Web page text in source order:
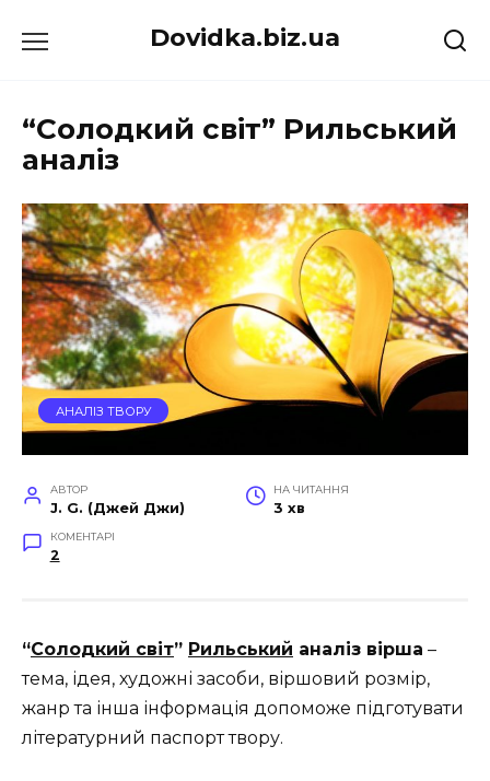
до
Dovidka.biz.ua
“Солодкий світ” Рильський
аналіз
АНАЛІЗ ТВОРУ
АВТОР
J. G. (Джей Джи)
НА ЧИТАННЯ
3 хв
КОМЕНТАРІ
2
“Солодкий світ” Рильський аналіз вірша –
тема, ідея, художні засоби, віршовий розмір,
жанр та інша інформація допоможе підготувати
літературний паспорт твору.